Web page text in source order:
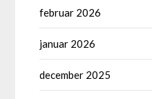
februar 2026
januar 2026
december 2025